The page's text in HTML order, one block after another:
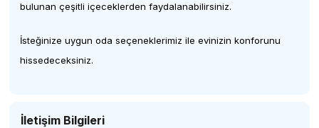
bulunan çeşitli içeceklerden faydalanabilirsiniz.
İsteğinize uygun oda seçeneklerimiz ile evinizin konforunu
hissedeceksiniz.
İletişim Bilgileri